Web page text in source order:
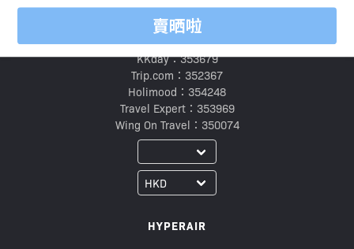
賣晒啦
旅行代理商牌照號碼：
Klook：354005
KKday：353679
Trip.com：352367
Holimood：354248
Travel Expert：353969
Wing On Travel：350074
HYPERAIR